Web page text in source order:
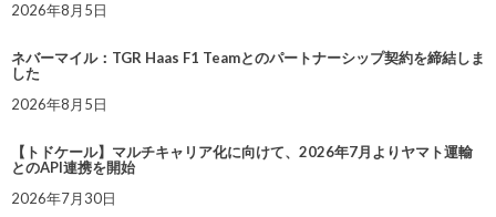
2026年8月5日
ネバーマイル：TGR Haas F1 Teamとのパートナーシップ契約を締結しま
した
2026年8月5日
【トドケール】マルチキャリア化に向けて、2026年7月よりヤマト運輸
とのAPI連携を開始
2026年7月30日